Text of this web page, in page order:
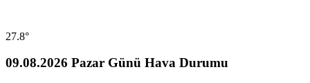
27.8°
09.08.2026 Pazar Günü Hava Durumu